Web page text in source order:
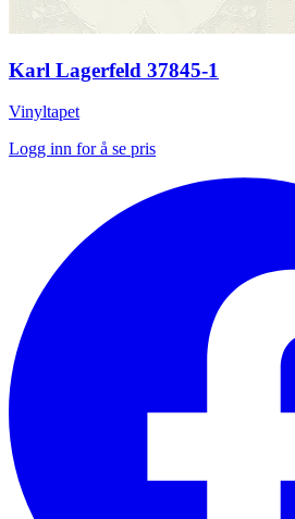
Karl Lagerfeld 37845-1
Vinyltapet
Logg inn for å se pris